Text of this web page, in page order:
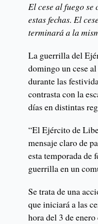
El cese al fuego
estas fechas. El
terminará a la
La guerrilla del
domingo un cese
durante las
contrasta con la
días en distintas
“El Ejército de
mensaje claro de
esta temporada de
guerrilla en un
Se trata de una
que iniciará a las
hora del 3 de enero